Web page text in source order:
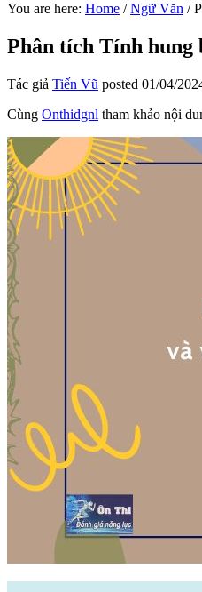
You are here: Home / Ngữ Văn /
Phân tích Tính hung
Tác giả Tiến Vũ posted 01/04/
Cùng Onthidgnl tham khảo nội